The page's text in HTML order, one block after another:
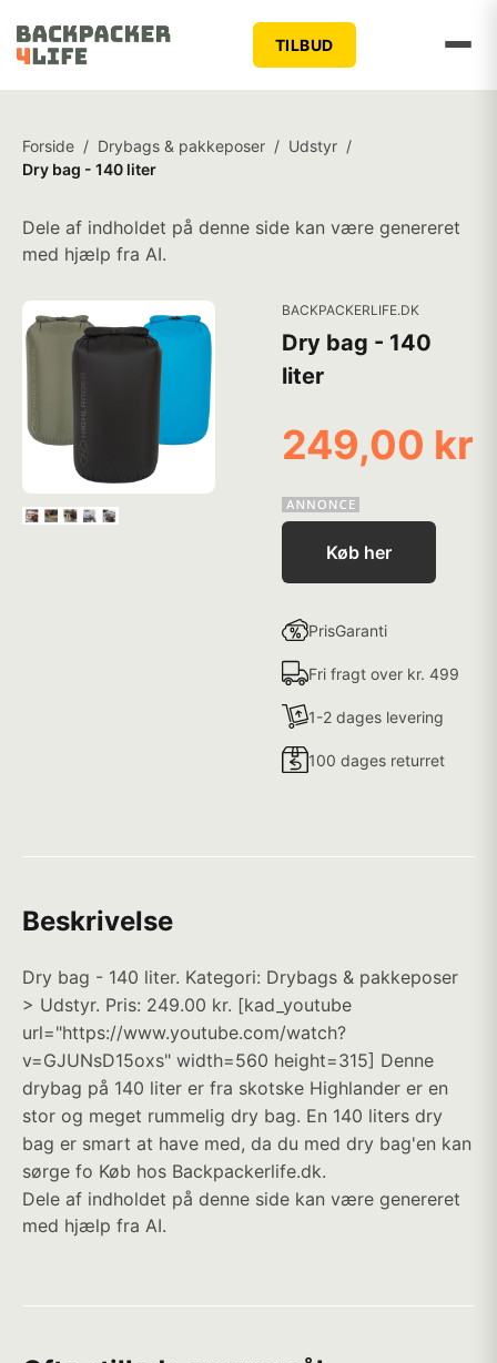
TILBUD
Forside / Drybags & pakkeposer / Udstyr /
Dry bag - 140 liter
Dele af indholdet på denne side kan være genereret
med hjælp fra AI.
BACKPACKERLIFE.DK
Dry bag - 140
liter
249,00 kr
Køb her
PrisGaranti
Fri fragt over kr. 499
1-2 dages levering
100 dages returret
Beskrivelse
Dry bag - 140 liter. Kategori: Drybags & pakkeposer
> Udstyr. Pris: 249.00 kr. [kad_youtube
url="https://www.youtube.com/watch?
v=GJUNsD15oxs" width=560 height=315] Denne
drybag på 140 liter er fra skotske Highlander er en
stor og meget rummelig dry bag. En 140 liters dry
bag er smart at have med, da du med dry bag'en kan
sørge fo Køb hos Backpackerlife.dk.
Dele af indholdet på denne side kan være genereret
med hjælp fra AI.